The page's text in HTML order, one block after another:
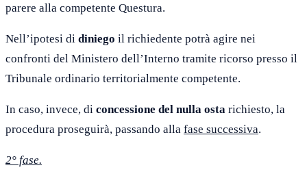
parere alla competente Questura.
Nell’ipotesi di diniego il richiedente potrà agire nei
confronti del Ministero dell’Interno tramite ricorso presso il
Tribunale ordinario territorialmente competente.
In caso, invece, di concessione del nulla osta richiesto, la
procedura proseguirà, passando alla fase successiva.
2° fase.